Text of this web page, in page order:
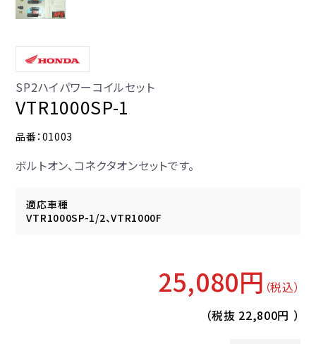
SP2ハイパワーコイルセット
VTR1000SP-1
品番：01003
ボルトオン、コネクタオンセットです。
適応車種
VTR1000SP-1/2、VTR1000F
25,080円 （税込）
（税抜 22,800円 ）